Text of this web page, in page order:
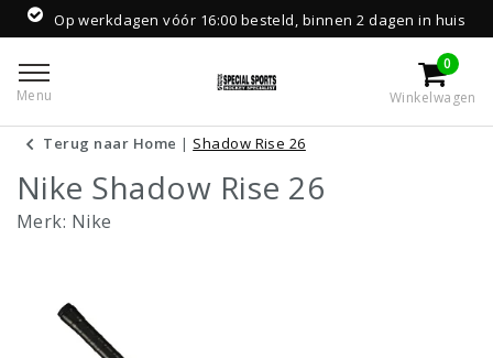
Op werkdagen vóór 16:00 besteld, binnen 2 dagen in huis
Menu
0
Winkelwagen
Terug naar Home | Shadow Rise 26
Nike Shadow Rise 26
Merk: Nike